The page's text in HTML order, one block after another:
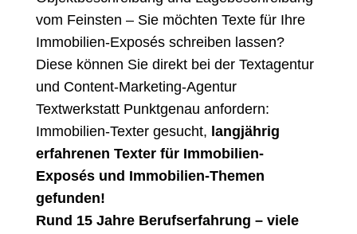
vom Feinsten – Sie möchten Texte für Ihre
Immobilien-Exposés schreiben lassen?
Diese können Sie direkt bei der Textagentur
und Content-Marketing-Agentur
Textwerkstatt Punktgenau anfordern:
Immobilien-Texter gesucht, langjährig
erfahrenen Texter für Immobilien-
Exposés und Immobilien-Themen
gefunden!
Rund 15 Jahre Berufserfahrung – viele